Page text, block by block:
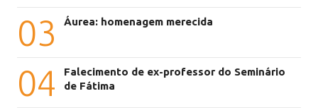
03 Áurea: homenagem merecida
04
Falecimento de ex-professor do Seminário
de Fátima